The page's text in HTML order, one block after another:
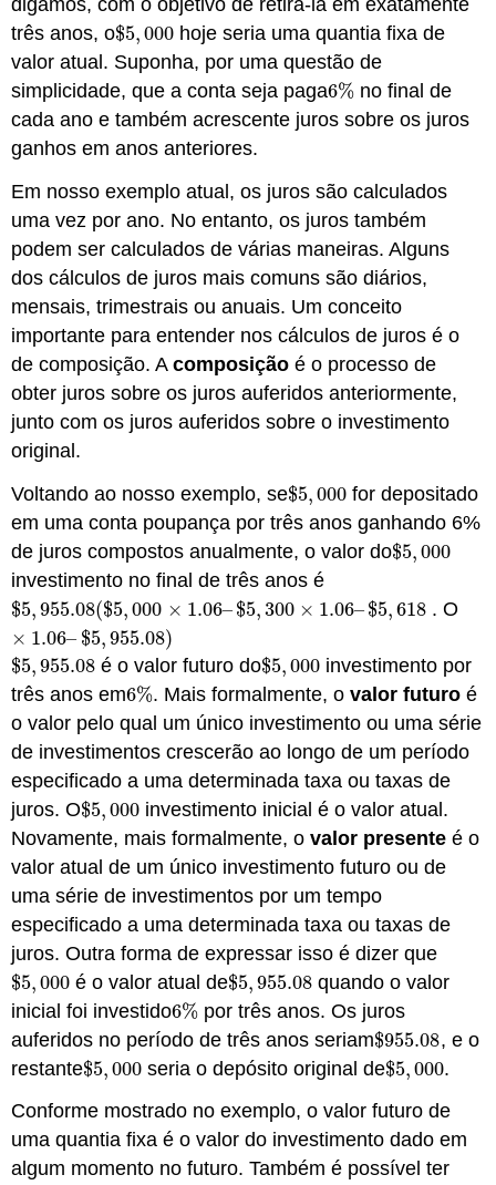
digamos, com o objetivo de retirá-la em exatamente
três anos, o$5, 000
$5, 000 hoje seria uma quantia fixa de
valor atual. Suponha, por uma questão de
simplicidade, que a conta seja paga6%
6% no final de
cada ano e também acrescente juros sobre os juros
ganhos em anos anteriores.
Em nosso exemplo atual, os juros são calculados
uma vez por ano. No entanto, os juros também
podem ser calculados de várias maneiras. Alguns
dos cálculos de juros mais comuns são diários,
mensais, trimestrais ou anuais. Um conceito
importante para entender nos cálculos de juros é o
de composição. Acomposição é o processo de
obter juros sobre os juros auferidos anteriormente,
junto com os juros auferidos sobre o investimento
original.
Voltando ao nosso exemplo, se$5, 000
$5, 000 for depositado
em uma conta poupança por três anos ganhando 6%
de juros compostos anualmente, o valor do$5, 000
$5, 000
investimento no final de três anos é
$5, 955.08($5, 000 × 1.06– $5,300 × 1.06–$5,618
× 1.06– $5,955.08)
$5, 955.08($5 ,000 ×1.06–$5,300×1.06–$5,618×1.06
. O
$5, 955.08
$5, 955.08 é o valor futuro do$5, 000
$5, 000 investimento por
três anos em6%
6%. Mais formalmente, ovalor futuro é
o valor pelo qual um único investimento ou uma série
de investimentos crescerão ao longo de um período
especificado a uma determinada taxa ou taxas de
juros. O$5, 000
$5, 000 investimento inicial é o valor atual.
Novamente, mais formalmente, ovalor presente é o
valor atual de um único investimento futuro ou de
uma série de investimentos por um tempo
especificado a uma determinada taxa ou taxas de
juros. Outra forma de expressar isso é dizer que
$5, 000
$5, 000 é o valor atual de$5, 955.08
$5, 955.08 quando o valor
inicial foi investido6%
6% por três anos. Os juros
auferidos no período de três anos seriam$955.08
$955.08, e o
restante$5, 000
$5, 000 seria o depósito original de$5, 000
$5, 000.
Conforme mostrado no exemplo, o valor futuro de
uma quantia fixa é o valor do investimento dado em
algum momento no futuro. Também é possível ter